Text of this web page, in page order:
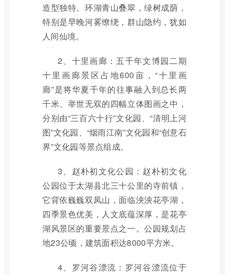
造型独特。环湖青山叠翠，绿树成荫，
特别是早晚河雾缭绕，群山隐约，犹如
人间仙境。
2、十里画廊：五千年文博园二期
十里画廊景区占地600亩，“十里画
廊”是将华夏千年的往事融入到总长两
千米、举世无双的四幅立体图画之中，
分别由“三百六十行”文化园、“清明上河
图”文化园、“烟雨江南”文化园和“创意石
界”文化园等景点组成。
3、赵朴初文化公园：赵朴初文化
公园位于太湖县北三十公里的寺前镇，
它背依巍巍双凤山，面临泱泱花亭湖，
四季景色优美，人文底蕴深厚，是花亭
湖风景区的重要景点之一。公园规划占
地23公顷，建筑面积达8000平方米。
4、罗河谷漂流：罗河谷漂流位于